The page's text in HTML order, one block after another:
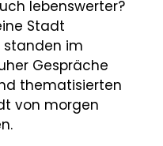
lebenswerter?
Stadt
standen im
Gespräche
thematisierten
von morgen